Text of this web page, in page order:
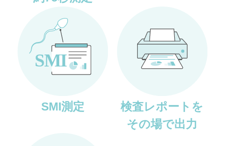
SMI測定
検査レポートを
その場で出力